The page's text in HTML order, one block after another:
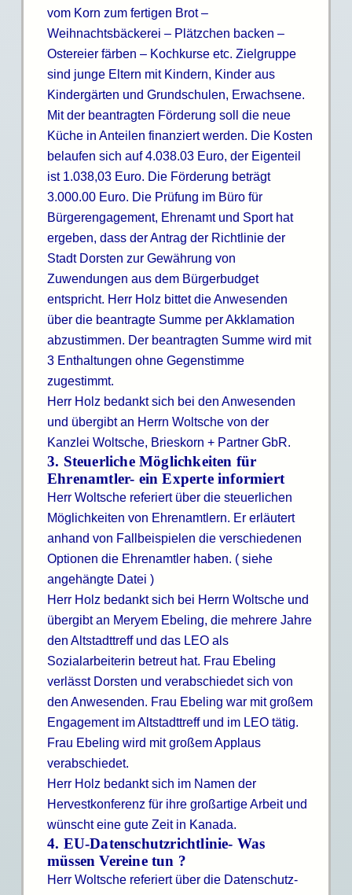
vom Korn zum fertigen Brot –
Weihnachtsbäckerei – Plätzchen backen –
Ostereier färben – Kochkurse etc. Zielgruppe
sind junge Eltern mit Kindern, Kinder aus
Kindergärten und Grundschulen, Erwachsene.
Mit der beantragten Förderung soll die neue
Küche in Anteilen finanziert werden. Die Kosten
belaufen sich auf 4.038.03 Euro, der Eigenteil
ist 1.038,03 Euro. Die Förderung beträgt
3.000.00 Euro. Die Prüfung im Büro für
Bürgerengagement, Ehrenamt und Sport hat
ergeben, dass der Antrag der Richtlinie der
Stadt Dorsten zur Gewährung von
Zuwendungen aus dem Bürgerbudget
entspricht. Herr Holz bittet die Anwesenden
über die beantragte Summe per Akklamation
abzustimmen. Der beantragten Summe wird mit
3 Enthaltungen ohne Gegenstimme
zugestimmt.
Herr Holz bedankt sich bei den Anwesenden
und übergibt an Herrn Woltsche von der
Kanzlei Woltsche, Brieskorn + Partner GbR.
3. Steuerliche Möglichkeiten für
Ehrenamtler- ein Experte informiert
Herr Woltsche referiert über die steuerlichen
Möglichkeiten von Ehrenamtlern. Er erläutert
anhand von Fallbeispielen die verschiedenen
Optionen die Ehrenamtler haben. ( siehe
angehängte Datei )
Herr Holz bedankt sich bei Herrn Woltsche und
übergibt an Meryem Ebeling, die mehrere Jahre
den Altstadttreff und das LEO als
Sozialarbeiterin betreut hat. Frau Ebeling
verlässt Dorsten und verabschiedet sich von
den Anwesenden. Frau Ebeling war mit großem
Engagement im Altstadttreff und im LEO tätig.
Frau Ebeling wird mit großem Applaus
verabschiedet.
Herr Holz bedankt sich im Namen der
Hervestkonferenz für ihre großartige Arbeit und
wünscht eine gute Zeit in Kanada.
4. EU-Datenschutzrichtlinie- Was
müssen Vereine tun ?
Herr Woltsche referiert über die Datenschutz-